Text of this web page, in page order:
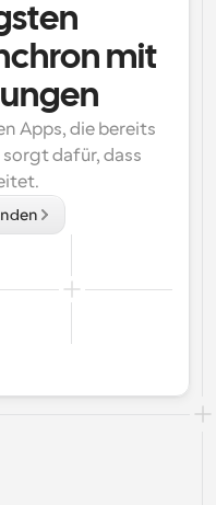
mit
Apps, die bereits
dafür, dass